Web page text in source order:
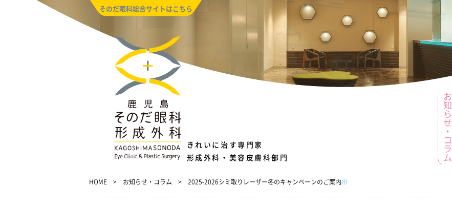
きれいに治す専門家
形成外科・ 美容皮膚科部門
そのだ眼科総合サイトはこちら
お知らせ・コラム
HOME お知らせ・コラム 2025-2026シミ取りレーザー冬のキャンペーンのご案内